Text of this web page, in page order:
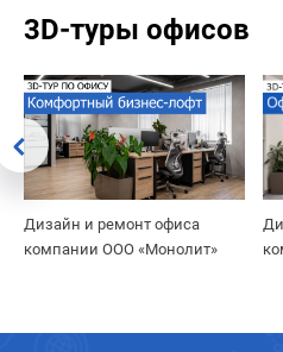
3D-туры офисов
Дизайн и ремонт офиса
компании ООО «Монолит»